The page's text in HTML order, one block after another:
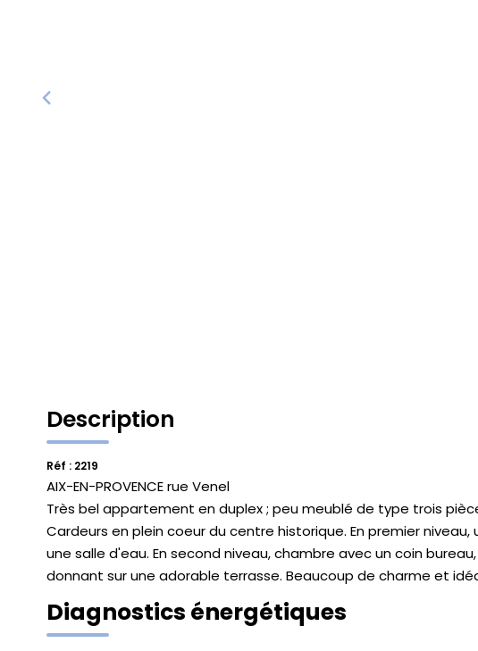
Description
Réf : 2219
AIX-EN-PROVENCE rue Venel
Très bel appartement en duplex ; peu meublé de type trois
Cardeurs en plein coeur du centre historique. En premier
une salle d'eau. En second niveau, chambre avec un coin
donnant sur une adorable terrasse. Beaucoup de charme et
Diagnostics énergétiques